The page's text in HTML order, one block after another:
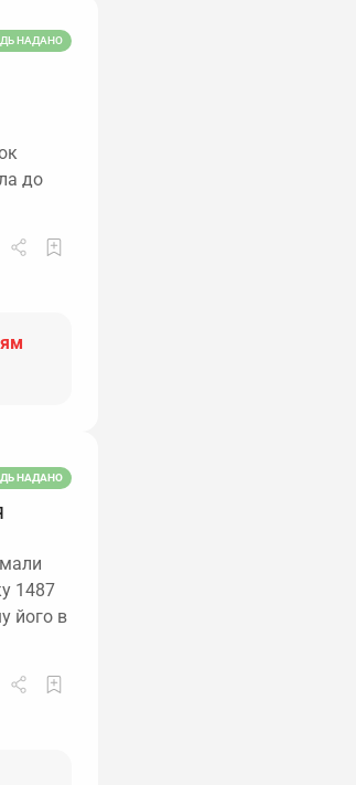
НАДАНО
до
НАДАНО
1487
його в